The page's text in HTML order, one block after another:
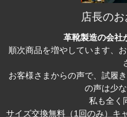
店長の
革靴製造の会社
順次商品を増やしています、
お客様さまからの声で、試履
の声は少
私も全く
サイズ交換無料（1回のみ）キ